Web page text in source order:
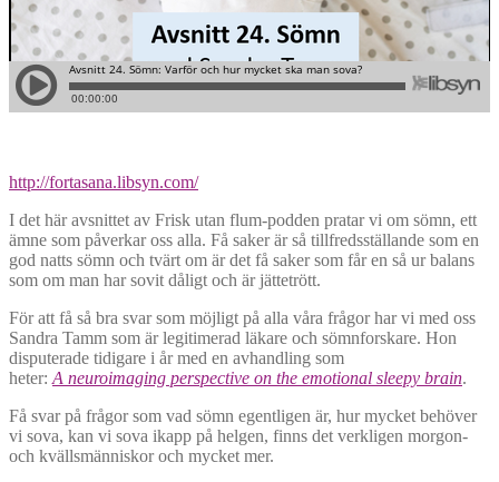
http://fortasana.libsyn.com/
I det här avsnittet av Frisk utan flum-podden pratar vi om sömn, ett
ämne som påverkar oss alla. Få saker är så tillfredsställande som en
god natts sömn och tvärt om är det få saker som får en så ur balans
som om man har sovit dåligt och är jättetrött.
För att få så bra svar som möjligt på alla våra frågor har vi med oss
Sandra Tamm som är legitimerad läkare och sömnforskare. Hon
disputerade tidigare i år med en avhandling som
heter: A neuroimaging perspective on the emotional sleepy brain.
Få svar på frågor som vad sömn egentligen är, hur mycket behöver
vi sova, kan vi sova ikapp på helgen, finns det verkligen morgon-
och kvällsmänniskor och mycket mer.